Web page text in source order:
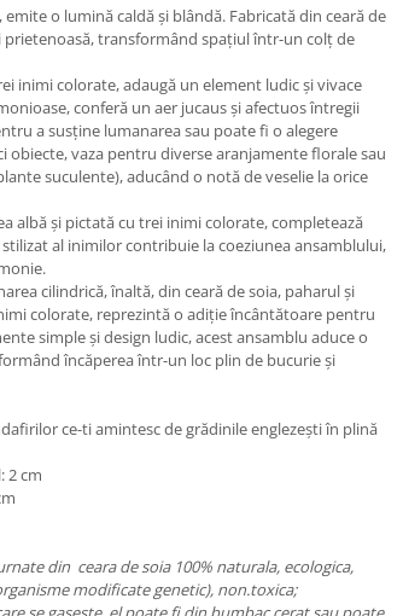
o lumină caldă și blândă. Fabricată din ceară de
prietenoasă, transformând spațiul într-un colț de
inimi colorate, adaugă un element ludic și vivace
conferă un aer jucaus și afectuos întregii
a susține lumanarea sau poate fi o alegere
vaza pentru diverse aranjamente florale sau
suculente), aducând o notă de veselie la orice
albă și pictată cu trei inimi colorate, completează
al inimilor contribuie la coeziunea ansamblului,
cilindrică, înaltă, din ceară de soia, paharul și
colorate, reprezintă o adiție încântătoare pentru
simple și design ludic, acest ansamblu aduce o
încăperea într-un loc plin de bucurie și
ce-ti amintesc de grădinile englezești în plină
2 cm
din ceara de soia 100% naturala, ecologica,
modificate genetic), non.toxica;